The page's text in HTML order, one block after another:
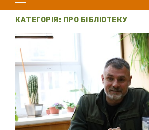
КАТЕГОРІЯ: ПРО БІБЛІОТЕКУ